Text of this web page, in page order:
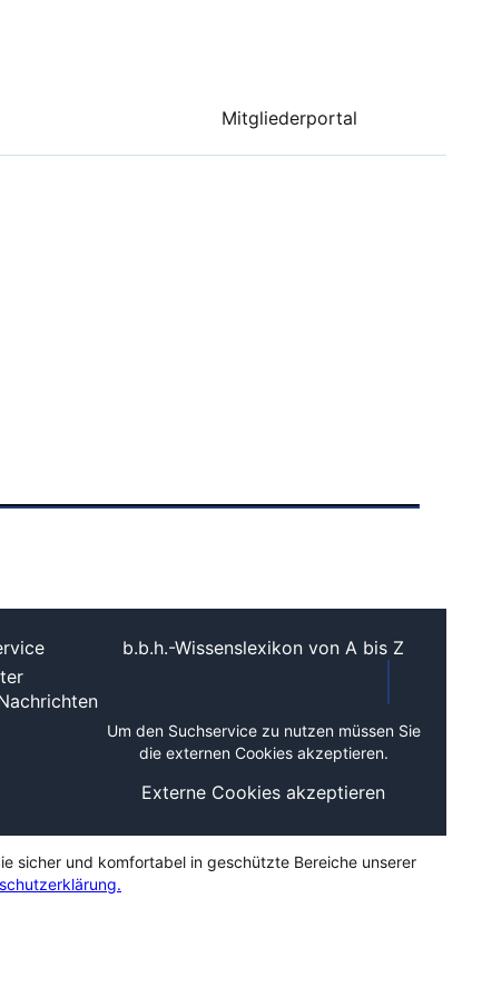
Mitgliederportal
b.b.h.-Wissenslexikon von A bis Z
Um den Suchservice zu nutzen müssen Sie
die externen Cookies akzeptieren.
Externe Cookies akzeptieren
sicher und komfortabel in geschützte Bereiche unserer